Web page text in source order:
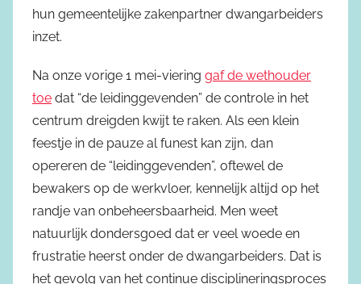
hun gemeentelijke zakenpartner dwangarbeiders
inzet.
Na onze vorige 1 mei-viering gaf de wethouder
toe dat “de leidinggevenden” de controle in het
centrum dreigden kwijt te raken. Als een klein
feestje in de pauze al funest kan zijn, dan
opereren de “leidinggevenden”, oftewel de
bewakers op de werkvloer, kennelijk altijd op het
randje van onbeheersbaarheid. Men weet
natuurlijk dondersgoed dat er veel woede en
frustratie heerst onder de dwangarbeiders. Dat is
het gevolg van het continue disciplineringsproces